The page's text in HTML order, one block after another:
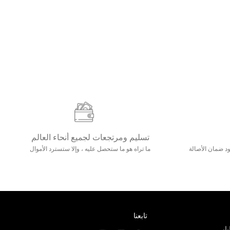
25000+ خلق وجود ضمان الأصالة
تسليم ومرتجعات لجميع أنحاء العالم
ما تراه هو ما ستحصل عليه ، وإلا ستسترد الأموال
تابعنا